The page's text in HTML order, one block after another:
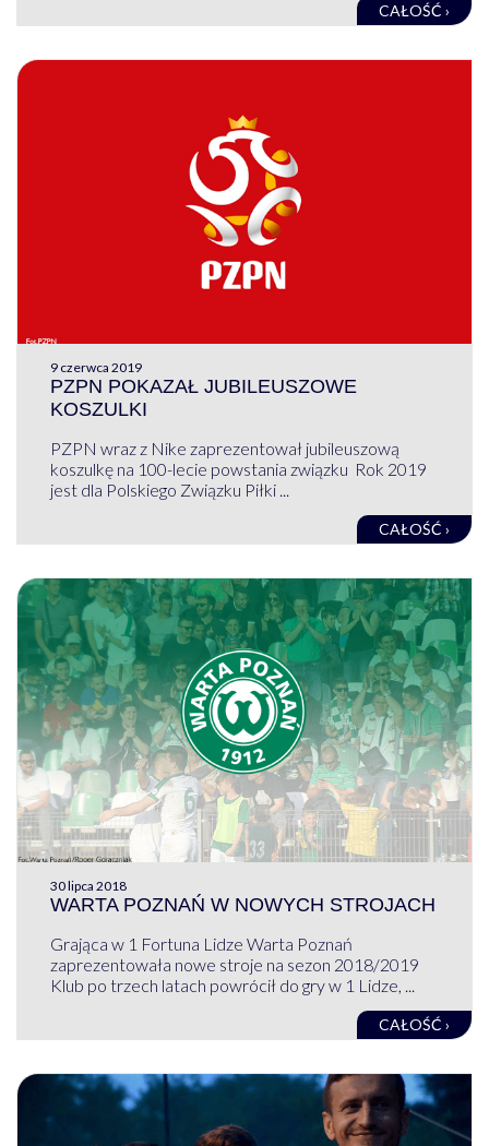
CAŁOŚĆ ›
9 czerwca 2019
PZPN POKAZAŁ JUBILEUSZOWE
KOSZULKI
PZPN wraz z Nike zaprezentował jubileuszową
koszulkę na 100-lecie powstania związku Rok 2019
jest dla Polskiego Związku Piłki ...
CAŁOŚĆ ›
30 lipca 2018
WARTA POZNAŃ W NOWYCH STROJACH
Grająca w 1 Fortuna Lidze Warta Poznań
zaprezentowała nowe stroje na sezon 2018/2019
Klub po trzech latach powrócił do gry w 1 Lidze, ...
CAŁOŚĆ ›